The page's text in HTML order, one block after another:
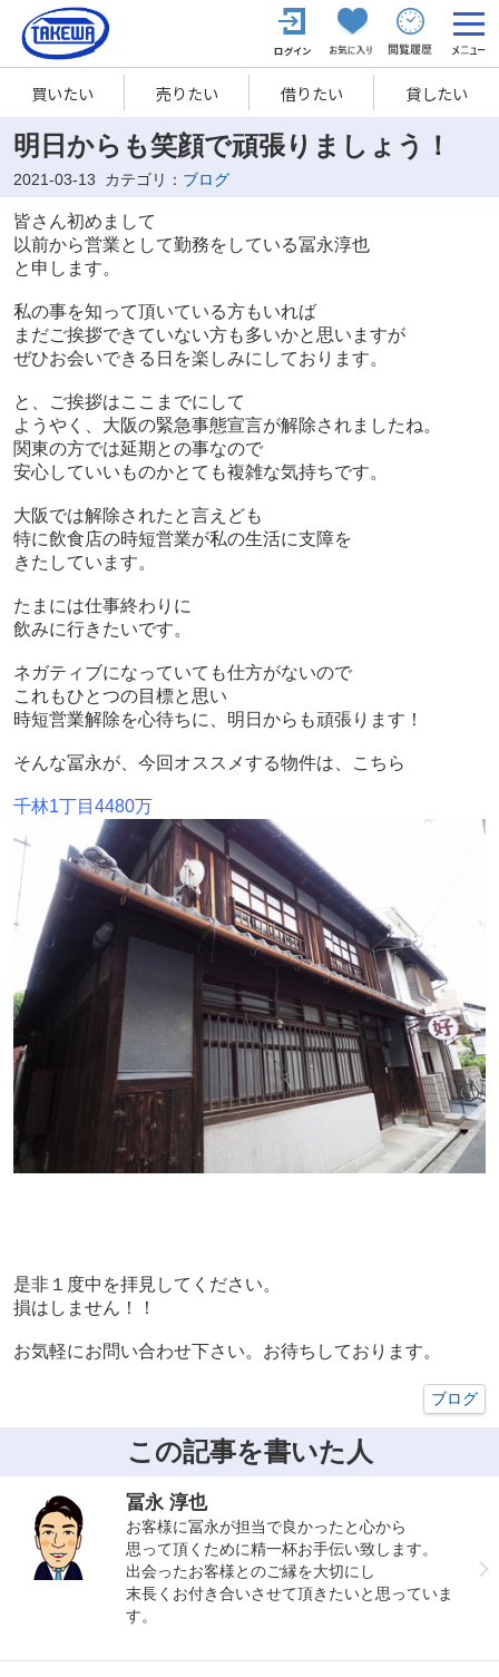
買いたい 売りたい 借りたい 貸したい
明日からも笑顔で頑張りましょう！
2021-03-13 カテゴリ： ブログ
皆さん初めまして
以前から営業として勤務をしている冨永淳也
と申します。
私の事を知って頂いている方もいれば
まだご挨拶できていない方も多いかと思いますが
ぜひお会いできる日を楽しみにしております。
と、ご挨拶はここまでにして
ようやく、大阪の緊急事態宣言が解除されましたね。
関東の方では延期との事なので
安心していいものかとても複雑な気持ちです。
大阪では解除されたと言えども
特に飲食店の時短営業が私の生活に支障を
きたしています。
たまには仕事終わりに
飲みに行きたいです。
ネガティブになっていても仕方がないので
これもひとつの目標と思い
時短営業解除を心待ちに、明日からも頑張ります！
そんな冨永が、今回オススメする物件は、こちら
千林1丁目 4480万
是非１度中を拝見してください。
損はしません！！
お気軽にお問い合わせ下さい。お待ちしております。
ブログ
この記事を書いた人
冨永 淳也
お客様に冨永が担当で良かったと心から
思って頂くために精一杯お手伝い致します。
出会ったお客様とのご縁を大切にし
末長くお付き合いさせて頂きたいと思っていま
す。